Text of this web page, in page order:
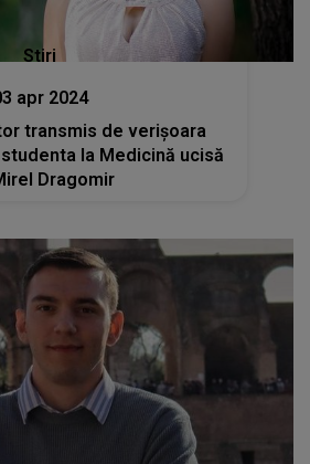
Stiri
apr 2024
transmis de verișoara
la Medicină ucisă
Dragomir